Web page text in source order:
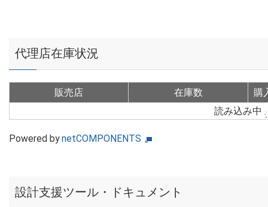
代理店在庫状況
販売店 在庫数
購
読み込み中
Powered bynetCOMPONENTS
設計支援ツール・ドキュメント